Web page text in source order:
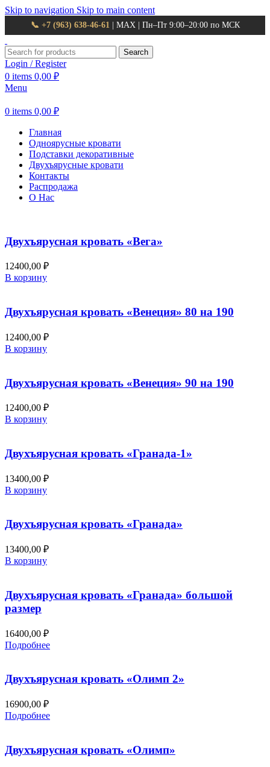
Skip to navigation Skip to main content
📞 +7 (963) 638-46-61| MAX | Пн–Пт 9:00–20:00 по МСК
Search
Login / Register
0 items 0,00 ₽
Menu
0 items 0,00 ₽
Главная
Одноярусные кровати
Подставки декоративные
Двухъярусные кровати
Контакты
Распродажа
О Нас
Двухъярусная кровать «Вега»
12400,00 ₽
В корзину
Двухъярусная кровать «Венеция» 80 на 190
12400,00 ₽
В корзину
Двухъярусная кровать «Венеция» 90 на 190
12400,00 ₽
В корзину
Двухъярусная кровать «Гранада-1»
13400,00 ₽
В корзину
Двухъярусная кровать «Гранада»
13400,00 ₽
В корзину
Двухъярусная кровать «Гранада» большой
размер
16400,00 ₽
ПодробнееЭтот
несколько
вариаций.
выбрать
товара.
Двухъярусная кровать «Олимп 2»
16900,00 ₽
ПодробнееЭтот
несколько
вариаций.
Двухъярусная кровать «Олимп»